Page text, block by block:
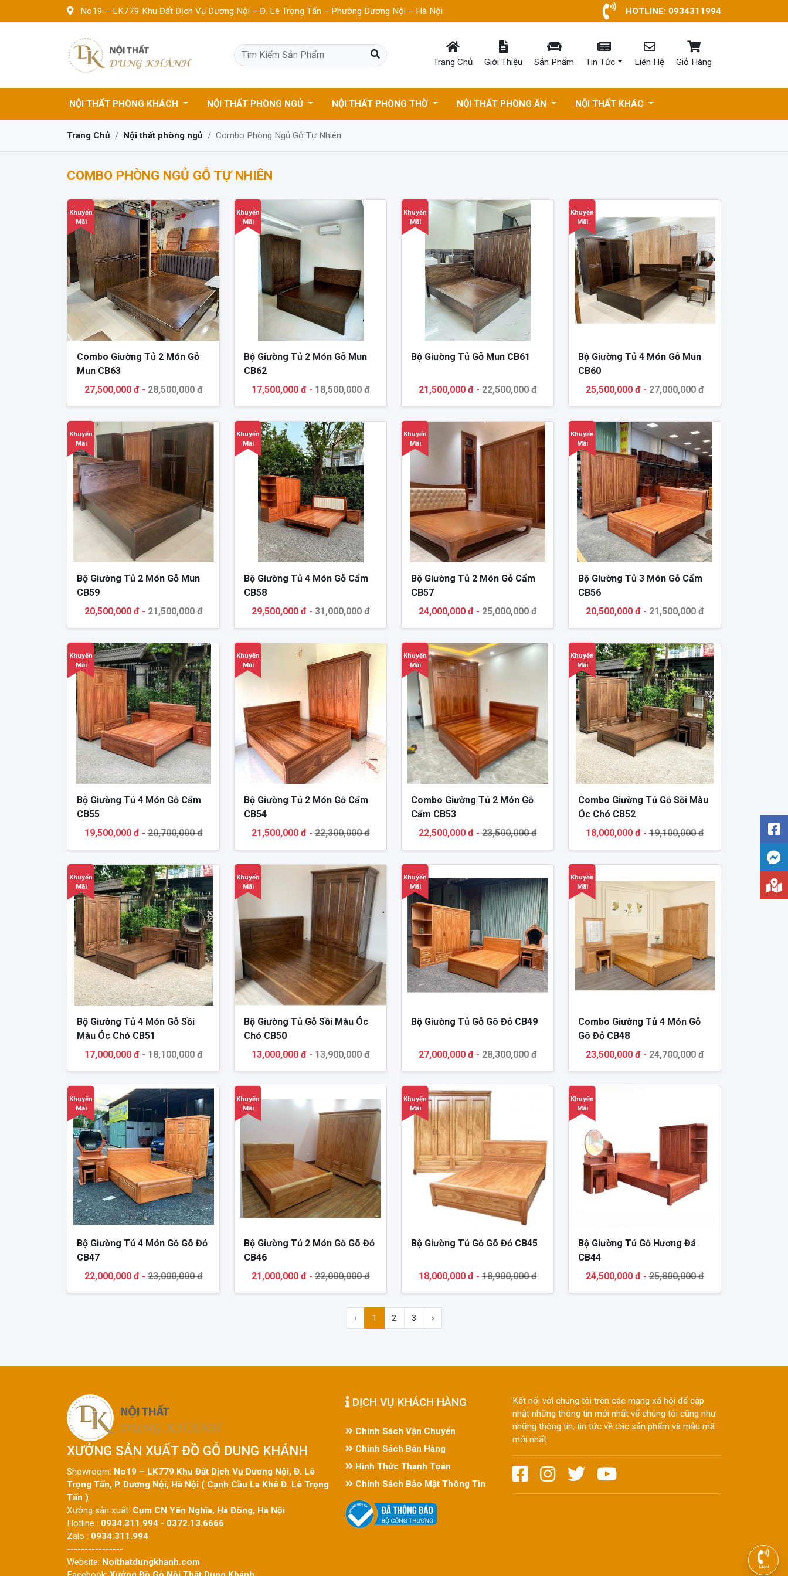
No19 – LK779 Khu Đất Dịch Vụ Dương Nội – Đ. Lê Trọng Tấn – Phường Dương Nội – Hà Nội HOTLINE: 0934311994
Trang Chủ Giới Thiệu Sản Phẩm Tin Tức Liên Hệ Giỏ Hàng
NỘI THẤT PHÒNG KHÁCH NỘI THẤT PHÒNG NGỦ NỘI THẤT PHÒNG THỜ NỘI THẤT PHÒNG ĂN NỘI THẤT KHÁC
Trang Chủ Nội thất phòng ngủ Combo Phòng Ngủ Gỗ Tự Nhiên
COMBO PHÒNG NGỦ GỖ TỰ NHIÊN
Khuyến
Mãi
Combo Giường Tủ 2 Món Gỗ
Mun CB63
27,500,000 đ -28,500,000 đ
Khuyến
Mãi
Bộ Giường Tủ 2 Món Gỗ Mun
CB62
17,500,000 đ -18,500,000 đ
Khuyến
Mãi
Bộ Giường Tủ Gỗ Mun CB61
21,500,000 đ -22,500,000 đ
Khuyến
Mãi
Bộ Giường Tủ 4 Món Gỗ Mun
CB60
25,500,000 đ -27,000,000 đ
Khuyến
Mãi
Bộ Giường Tủ 2 Món Gỗ Mun
CB59
20,500,000 đ -21,500,000 đ
Khuyến
Mãi
Bộ Giường Tủ 4 Món Gỗ Cẩm
CB58
29,500,000 đ -31,000,000 đ
Khuyến
Mãi
Bộ Giường Tủ 2 Món Gỗ Cẩm
CB57
24,000,000 đ -25,000,000 đ
Khuyến
Mãi
Bộ Giường Tủ 3 Món Gỗ Cẩm
CB56
20,500,000 đ -21,500,000 đ
Khuyến
Mãi
Bộ Giường Tủ 4 Món Gỗ Cẩm
CB55
19,500,000 đ -20,700,000 đ
Khuyến
Mãi
Bộ Giường Tủ 2 Món Gỗ Cẩm
CB54
21,500,000 đ -22,300,000 đ
Khuyến
Mãi
Combo Giường Tủ 2 Món Gỗ
Cẩm CB53
22,500,000 đ -23,500,000 đ
Khuyến
Mãi
Combo Giường Tủ Gỗ Sồi Màu
Óc Chó CB52
18,000,000 đ -19,100,000 đ
Khuyến
Mãi
Bộ Giường Tủ 4 Món Gỗ Sồi
Màu Óc Chó CB51
17,000,000 đ -18,100,000 đ
Khuyến
Mãi
Bộ Giường Tủ Gỗ Sồi Màu Óc
Chó CB50
13,000,000 đ -13,900,000 đ
Khuyến
Mãi
Bộ Giường Tủ Gỗ Gõ Đỏ CB49
27,000,000 đ -28,300,000 đ
Khuyến
Mãi
Combo Giường Tủ 4 Món Gỗ
Gõ Đỏ CB48
23,500,000 đ -24,700,000 đ
Khuyến
Mãi
Bộ Giường Tủ 4 Món Gỗ Gõ Đỏ
CB47
22,000,000 đ -23,000,000 đ
Khuyến
Mãi
Bộ Giường Tủ 2 Món Gỗ Gõ Đỏ
CB46
21,000,000 đ -22,000,000 đ
Khuyến
Mãi
Bộ Giường Tủ Gỗ Gõ Đỏ CB45
18,000,000 đ -18,900,000 đ
Khuyến
Mãi
Bộ Giường Tủ Gỗ Hương Đá
CB44
24,500,000 đ -25,800,000 đ
‹ 1 2 3 ›
XƯỞNG SẢN XUẤT ĐỒ GỖ DUNG KHÁNH
Showroom: No19 – LK779 Khu Đất Dịch Vụ Dương Nội, Đ. Lê
Trọng Tấn, P. Dương Nội, Hà Nội ( Cạnh Cầu La Khê Đ. Lê Trọng
Tấn )
Xưởng sản xuất: Cụm CN Yên Nghĩa, Hà Đông, Hà Nội
Hotline : 0934.311.994 - 0372.13.6666
Zalo : 0934.311.994
----------------
Website: Noithatdungkhanh.com
DỊCH VỤ KHÁCH HÀNG
Chính Sách Vận Chuyển
Chính Sách Bán Hàng
Hình Thức Thanh Toán
Chính Sách Bảo Mật Thông Tin
Kết nối với chúng tôi trên các mạng xã hội để cập
nhật những thông tin mới nhất vể chúng tôi cũng như
những thông tin, tin tức về các sản phẩm và mẫu mã
mới nhất
Mobi